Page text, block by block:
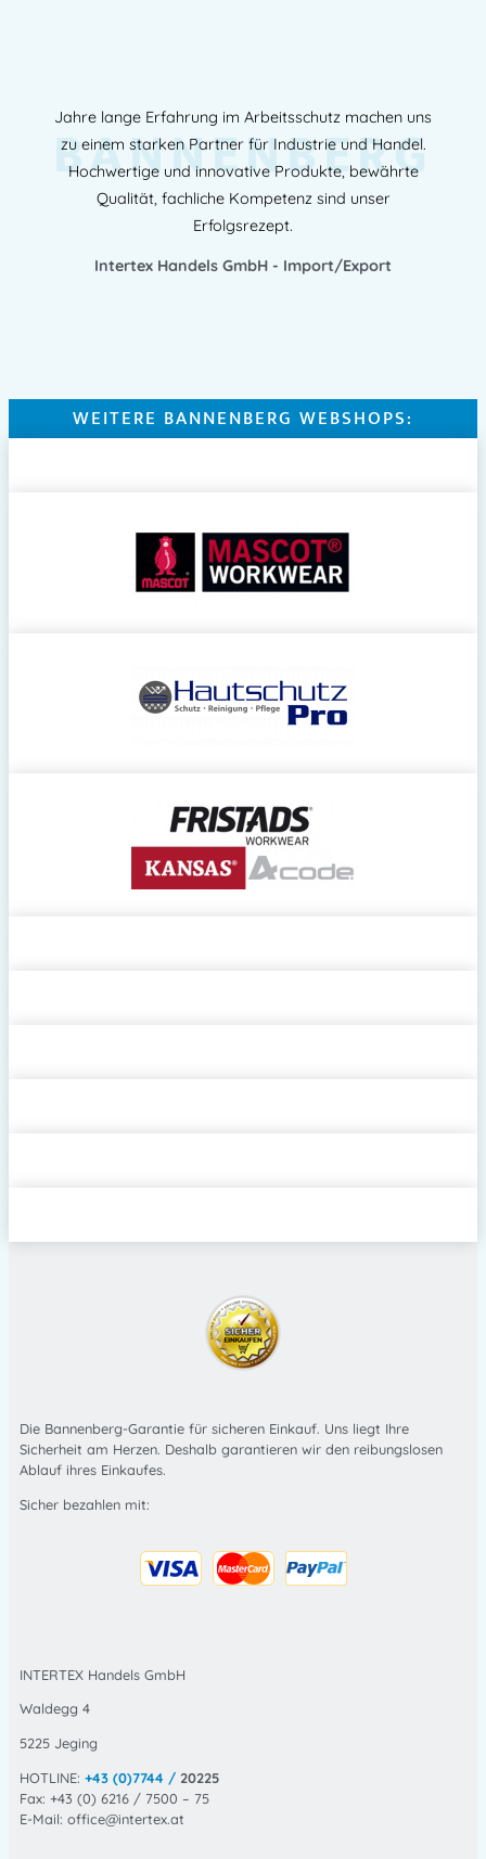
Jahre lange Erfahrung im Arbeitsschutz machen uns
zu einem starken Partner für Industrie und Handel.
Hochwertige und innovative Produkte, bewährte
Qualität, fachliche Kompetenz sind unser
Erfolgsrezept.
Intertex Handels GmbH - Import/Export
BANNENBERG
WEITERE BANNENBERG WEBSHOPS:
Die Bannenberg-Garantie für sicheren Einkauf. Uns liegt Ihre
Sicherheit am Herzen. Deshalb garantieren wir den reibungslosen
Ablauf ihres Einkaufes.
Sicher bezahlen mit:
INTERTEX Handels GmbH
Waldegg 4
5225 Jeging
HOTLINE: +43 (0)7744 / 20225
Fax: +43 (0) 6216 / 7500 – 75
E-Mail: office@intertex.at